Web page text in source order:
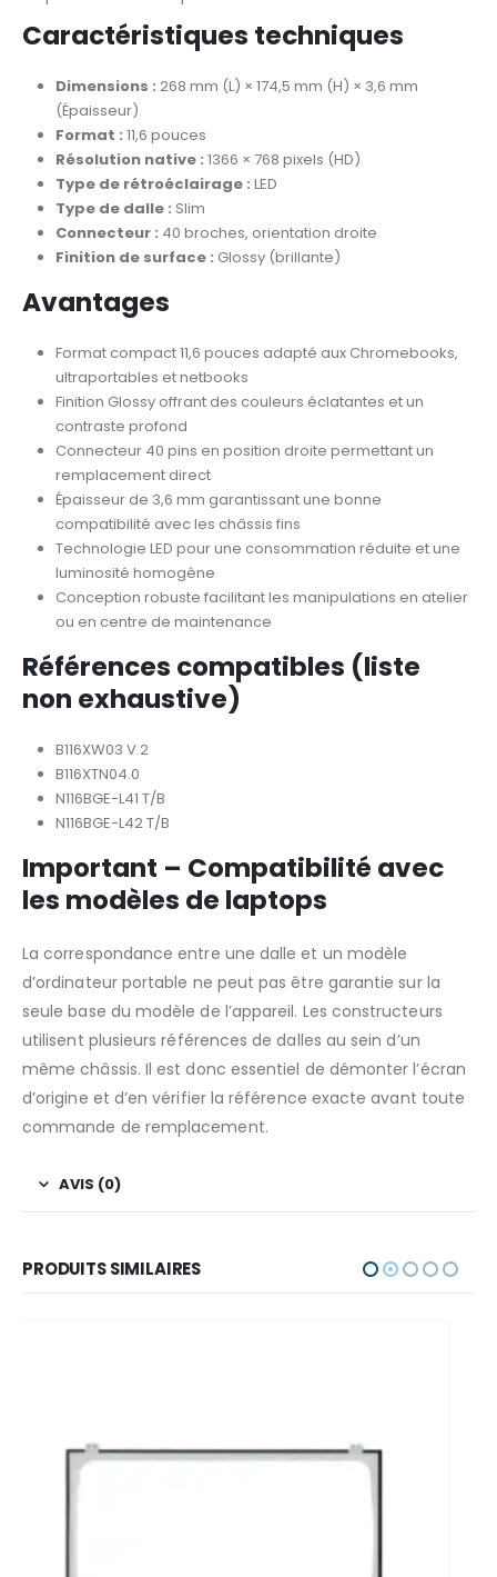
Caractéristiques techniques
Dimensions : 268 mm (L) × 174,5 mm (H) × 3,6 mm
(Épaisseur)
Format : 11,6 pouces
Résolution native : 1366 × 768 pixels (HD)
Type de rétroéclairage : LED
Type de dalle : Slim
Connecteur : 40 broches, orientation droite
Finition de surface : Glossy (brillante)
Avantages
Format compact 11,6 pouces adapté aux Chromebooks,
ultraportables et netbooks
Finition Glossy offrant des couleurs éclatantes et un
contraste profond
Connecteur 40 pins en position droite permettant un
remplacement direct
Épaisseur de 3,6 mm garantissant une bonne
compatibilité avec les châssis fins
Technologie LED pour une consommation réduite et une
luminosité homogène
Conception robuste facilitant les manipulations en atelier
ou en centre de maintenance
Références compatibles (liste
non exhaustive)
B116XW03 V.2
B116XTN04.0
N116BGE-L41 T/B
N116BGE-L42 T/B
Important – Compatibilité avec
les modèles de laptops
La correspondance entre une dalle et un modèle
d’ordinateur portable ne peut pas être garantie sur la
seule base du modèle de l’appareil. Les constructeurs
utilisent plusieurs références de dalles au sein d’un
même châssis. Il est donc essentiel de démonter l’écran
d’origine et d’en vérifier la référence exacte avant toute
commande de remplacement.
AVIS (0)
PRODUITS SIMILAIRES